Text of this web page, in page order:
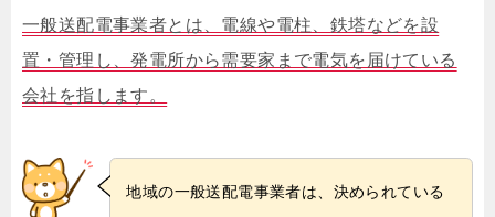
一般送配電事業者とは、電線や電柱、鉄塔などを設
置・管理し、発電所から需要家まで電気を届けている
会社を指します。
地域の一般送配電事業者は、決められている